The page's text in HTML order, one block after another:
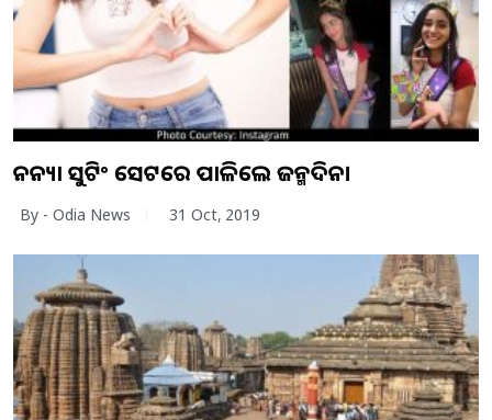
ଅନନ୍ୟା ସୁଟିଂ ସେଟରେ ପାଳିଲେ ଜନ୍ମଦିନ।
By - Odia News 31 Oct, 2019